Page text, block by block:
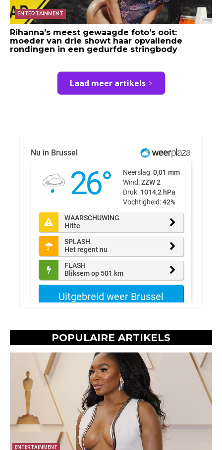
ENTERTAINMENT
Rihanna’s meest gewaagde foto’s ooit:
moeder van drie showt haar opvallende
rondingen in een gedurfde stringbody
Laad meer artikels
POPULAIRE ARTIKELS
ENTERTAINMENT